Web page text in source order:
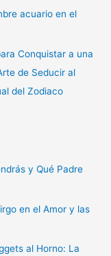
acuario en el
Conquistar a una
de Seducir al
del Zodiaco
y Qué Padre
en el Amor y las
al Horno: La